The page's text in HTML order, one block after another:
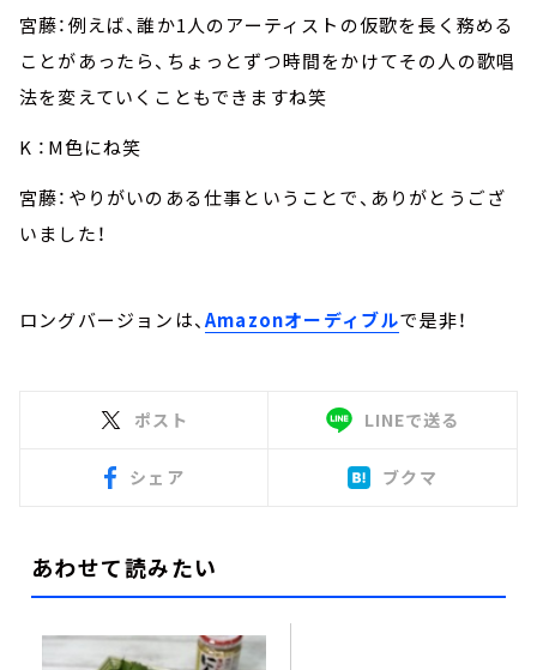
宮藤：例えば、誰か1人のアーティストの仮歌を長く務める
ことがあったら、ちょっとずつ時間をかけてその人の歌唱
法を変えていくこともできますね笑
K ：M色にね笑
宮藤：やりがいのある仕事ということで、ありがとうござ
いました！
ロングバージョンは、Amazonオーディブルで是非！
ポスト LINEで送る
シェア ブクマ
あわせて読みたい